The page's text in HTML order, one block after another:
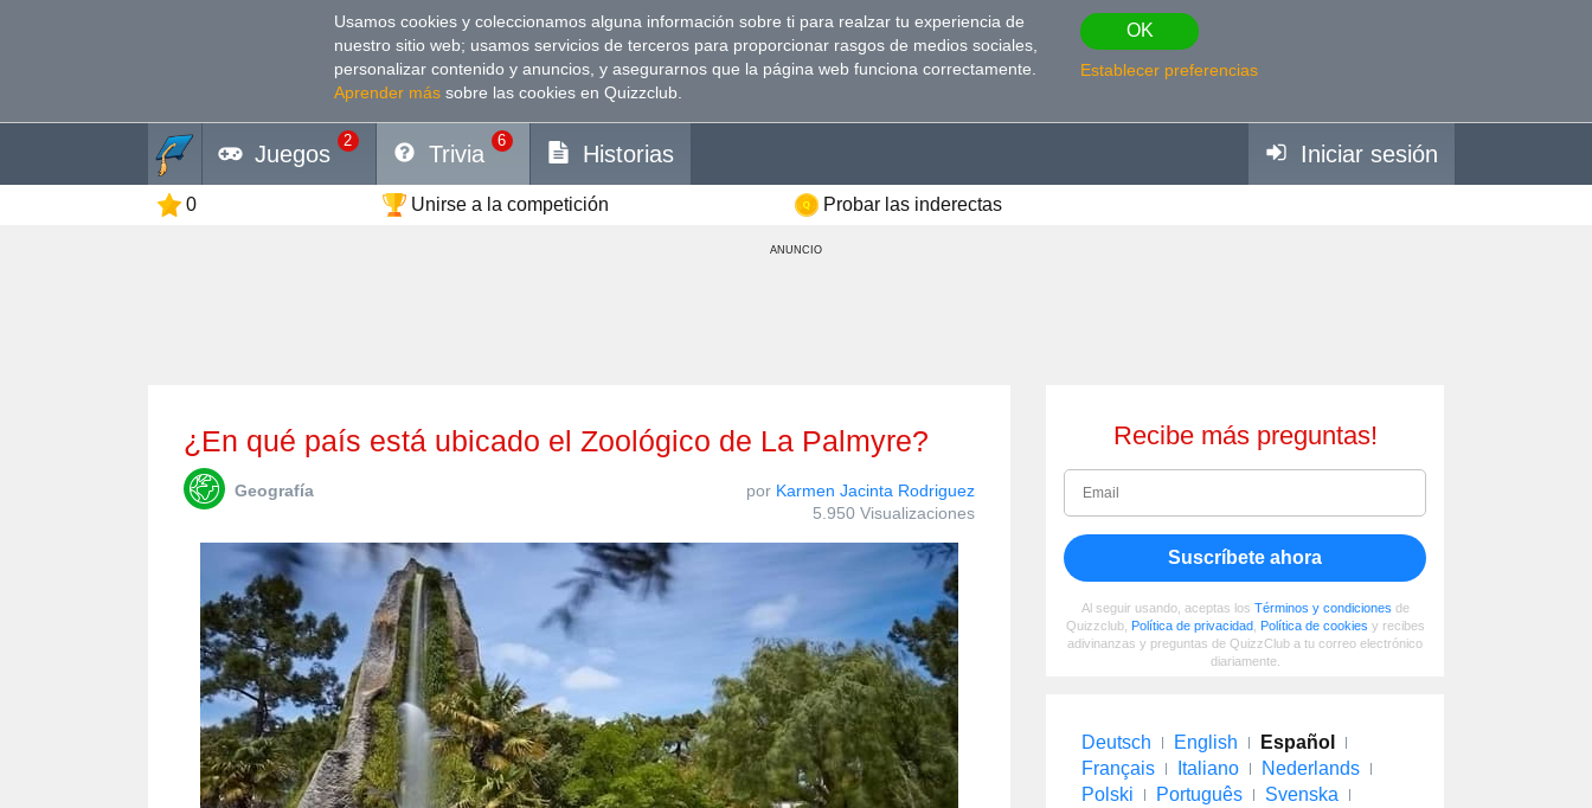
Usamos cookies y coleccionamos alguna información sobre ti para realzar tu experiencia de
nuestro sitio web; usamos servicios de terceros para proporcionar rasgos de medios sociales,
personalizar contenido y anuncios, y asegurarnos que la página web funciona correctamente.
Aprender más sobre las cookies en Quizzclub.
OK
Establecer preferencias
Juegos
2
Trivia
6
Historias Iniciar sesión
0 Unirse a la competición Probar las inderectas
ANUNCIO
¿En qué país está ubicado el Zoológico de La Palmyre?
Geografía por Karmen Jacinta Rodriguez
5.950 Visualizaciones
Recibe más preguntas!
Suscríbete ahora
Al seguir usando, aceptas los Términos y condiciones de
Quizzclub, Política de privacidad, Política de cookies y recibes
adivinanzas y preguntas de QuizzClub a tu correo electrónico
diariamente.
Deutsch English
Español
Français
Italiano
Nederlands
Polski
Português
Svenska